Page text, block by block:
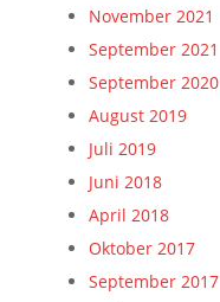
November 2021
September 2021
September 2020
August 2019
Juli 2019
Juni 2018
April 2018
Oktober 2017
September 2017